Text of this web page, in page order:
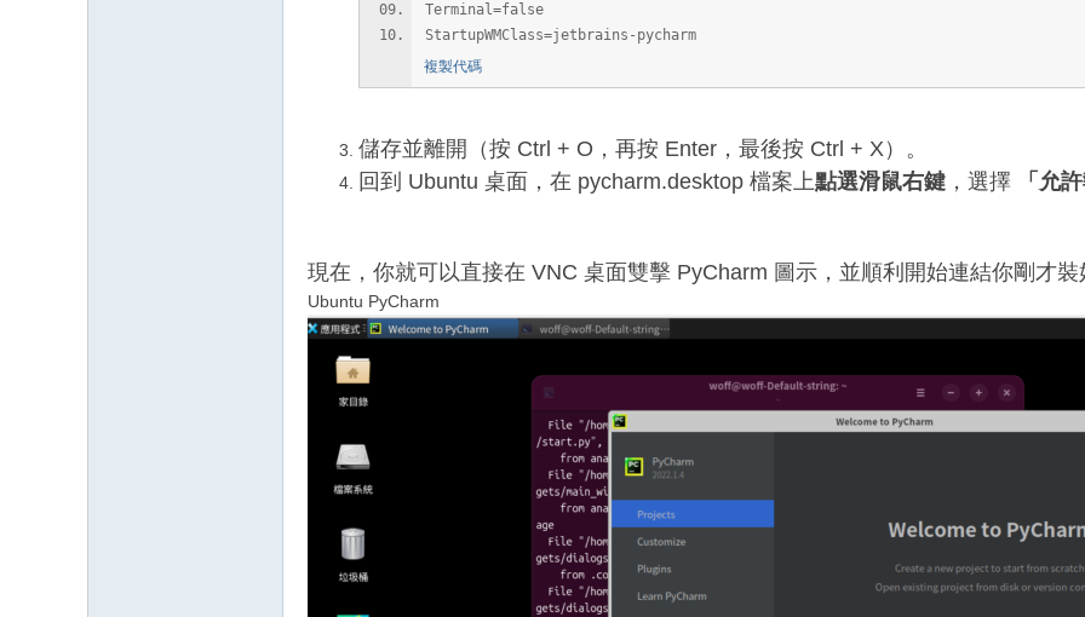
Terminal=false
StartupWMClass=jetbrains-pycharm
複製代碼
儲存並離開（按 Ctrl + O，再按 Enter，最後按 Ctrl + X）。
回到 Ubuntu 桌面，在 pycharm.desktop 檔案上點選滑鼠右鍵 ，選擇 「允
現在，你就可以直接在 VNC 桌面雙擊 PyCharm 圖示，並順利開始連結你剛才
Ubuntu PyCharm